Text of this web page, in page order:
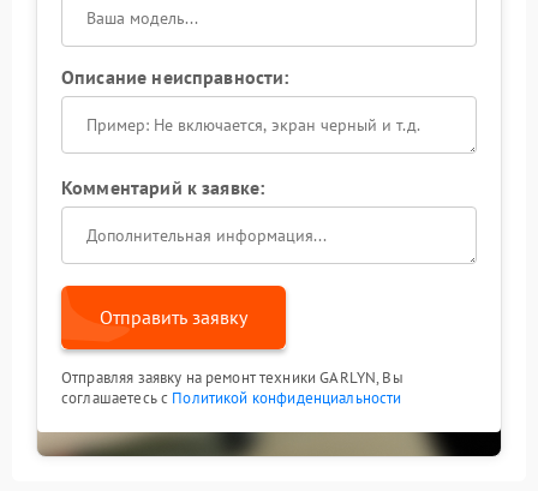
Описание неисправности:
Комментарий к заявке:
Отправить заявку
Отправляя заявку на ремонт техники GARLYN, Вы
соглашаетесь с Политикой конфиденциальности